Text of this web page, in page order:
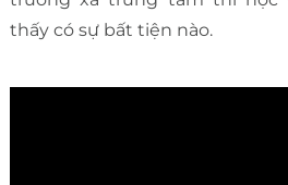
thấy có sự bất tiện nào.